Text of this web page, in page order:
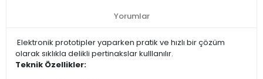
Yorumlar
Elektronik prototipler yaparken pratik ve hızlı bir çözüm
olarak sıklıkla delikli pertinakslar kulllanılır.
Teknik Özellikler: